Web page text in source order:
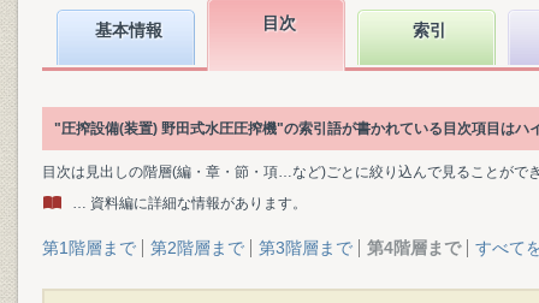
基本情報 目次 索引
"圧搾設備(装置) 野田式水圧圧搾機"の索引語が書かれている目次項目はハ
目次は見出しの階層(編・章・節・項…など)ごとに絞り込んで見ることがで
… 資料編に詳細な情報があります。
第1階層まで 第2階層まで 第3階層まで 第4階層まで すべて